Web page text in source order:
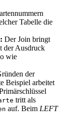
Tabelle die
Der Join bringt
der Ausdruck
wie
der
Beispiel arbeitet
tritt als
auf. Beim LEFT